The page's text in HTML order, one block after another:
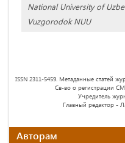
National University of
Vuzgorodok NUU
ISSN 2311-5459. Метаданные статей
Св-во о регистрации
Учредитель
Главный редактор -
Авторам